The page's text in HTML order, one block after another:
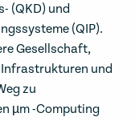
(QKD) und
(QIP).
Gesellschaft,
und
zu
µm -Computing